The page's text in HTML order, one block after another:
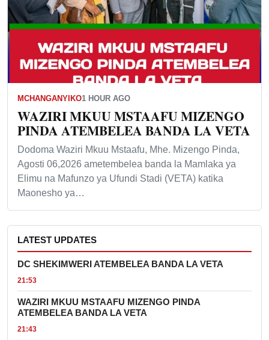
MCHANGANYIKO1 HOUR AGO
WAZIRI MKUU MSTAAFU MIZENGO
PINDA ATEMBELEA BANDA LA VETA
Dodoma Waziri Mkuu Mstaafu, Mhe. Mizengo Pinda,
Agosti 06,2026 ametembelea banda la Mamlaka ya
Elimu na Mafunzo ya Ufundi Stadi (VETA) katika
Maonesho ya…
LATEST UPDATES
DC SHEKIMWERI ATEMBELEA BANDA LA VETA
21:53
WAZIRI MKUU MSTAAFU MIZENGO PINDA
ATEMBELEA BANDA LA VETA
21:43